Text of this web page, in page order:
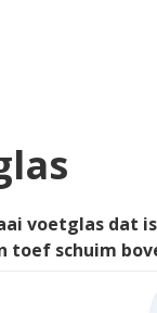
voetglas dat
toef schuim